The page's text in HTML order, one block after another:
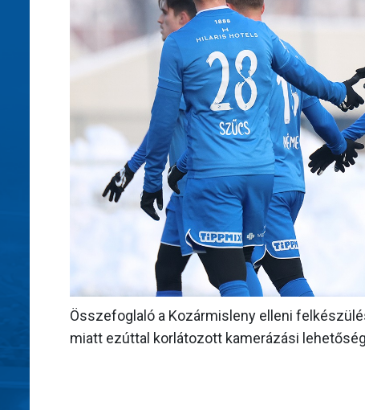
Összefoglaló a Kozármisleny elleni
miatt ezúttal korlátozott kamerázási